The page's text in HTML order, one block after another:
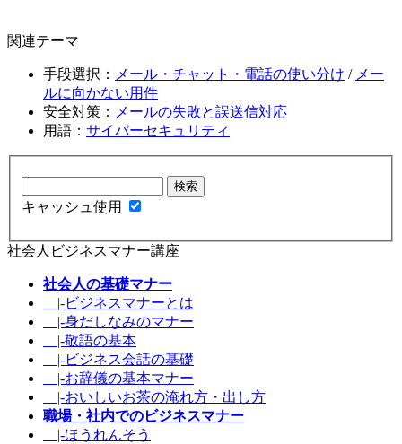
関連テーマ
手段選択： メール・チャット・電話の使い分け / メー
ルに向かない用件
安全対策：
メールの失敗と誤送信対応
用語： サイバーセキュリティ
キャッシュ使用
社会人ビジネスマナー講座
社会人の基礎マナー
|-ビジネスマナーとは
|-身だしなみのマナー
|-敬語の基本
|-ビジネス会話の基礎
|-お辞儀の基本マナー
|-おいしいお茶の淹れ方・出し方
職場・社内でのビジネスマナー
|-ほうれんそう